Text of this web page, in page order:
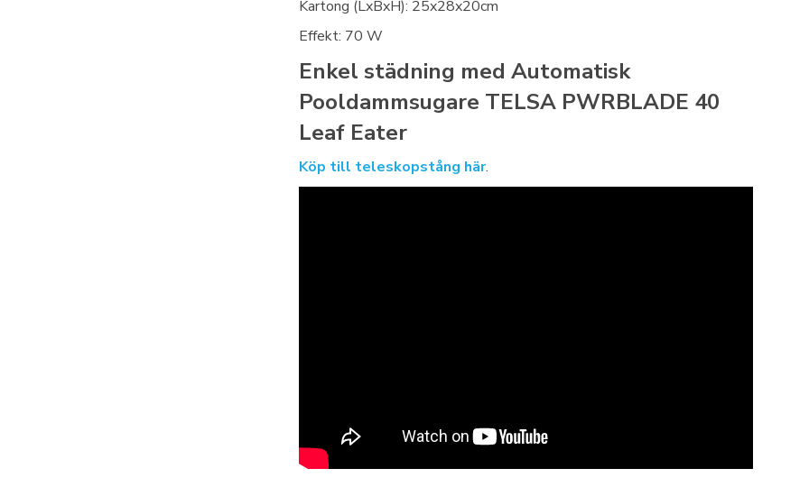
Kartong (LxBxH): 25x28x20cm
Effekt: 70 W
Enkel städning med Automatisk
Pooldammsugare TELSA PWRBLADE 40
Leaf Eater
Köp till teleskopstång här.